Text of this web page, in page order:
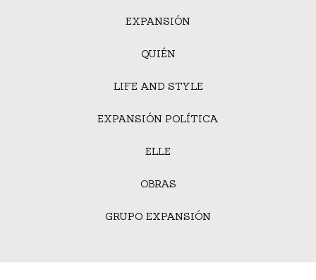
EXPANSIÓN
QUIÉN
LIFE AND STYLE
EXPANSIÓN POLÍTICA
ELLE
OBRAS
GRUPO EXPANSIÓN